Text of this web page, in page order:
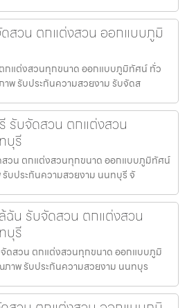
สวน ตกแต่งสวน ออกแบบภูมิ
กแต่งสวนทุกขนาด ออกแบบภูมิทัศน์ ทั่ว
าพ รับประกันความสวยงาม รับจัดส
รับจัดสวน ตกแต่งสวน
บุรี
วน ตกแต่งสวนทุกขนาด ออกแบบภูมิทัศน์
บประกันความสวยงาม นนทบุรี จั
น รับจัดสวน ตกแต่งสวน
บุรี
ดสวน ตกแต่งสวนทุกขนาด ออกแบบภูมิ
ภาพ รับประกันความสวยงาม นนทบุร